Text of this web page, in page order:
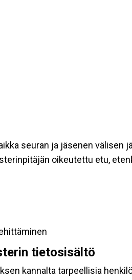
seuran ja jäsenen välisen
oikeutettu etu,
tietosisältö
kannalta tarpeellisia